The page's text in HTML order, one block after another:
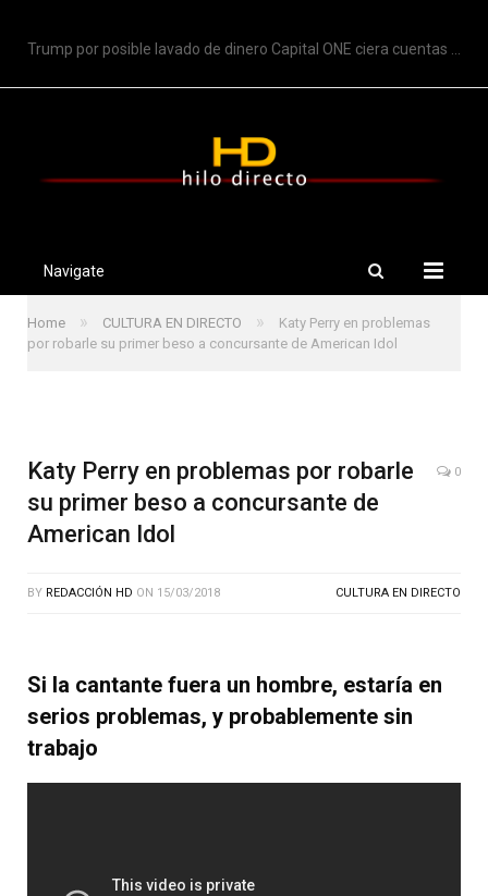
Trump por posible lavado de dinero Capital ONE ciera cuentas de Trump
Navigate
Home » CULTURA EN DIRECTO »
Katy Perry en problemas
por robarle su primer beso a concursante de American Idol
Katy Perry en problemas por robarle
su primer beso a concursante de
American Idol
0
BY REDACCIÓN HD ON 15/03/2018 CULTURA EN DIRECTO
Si la cantante fuera un hombre, estaría en
serios problemas, y probablemente sin
trabajo